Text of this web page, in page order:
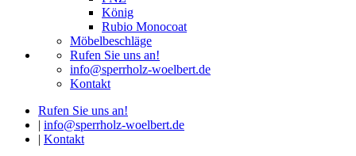
König
Rubio Monocoat
Möbelbeschläge
Rufen Sie uns an!
info@sperrholz-woelbert.de
Kontakt
Rufen Sie uns an!
info@sperrholz-woelbert.de
Kontakt